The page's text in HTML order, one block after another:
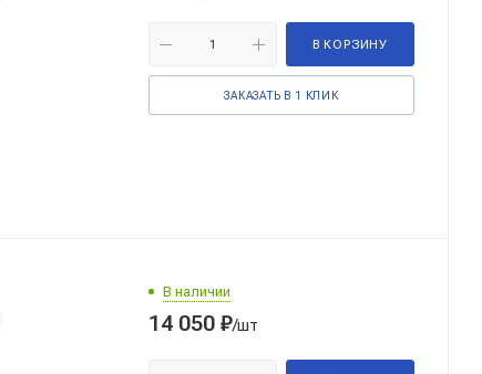
В КОРЗИНУ
ЗАКАЗАТЬ В 1 КЛИК
В наличии
14 050 ₽/шт